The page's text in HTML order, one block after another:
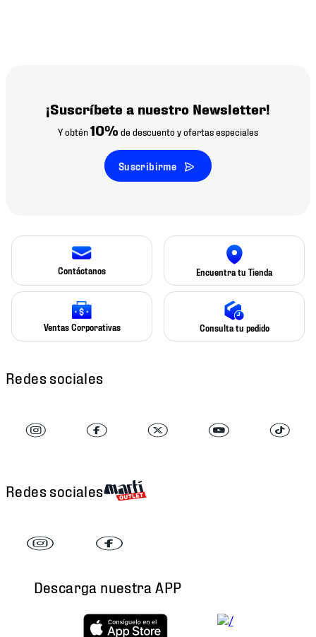
¡Suscríbete a nuestro Newsletter!
Y obtén10% de descuento y ofertas especiales
Suscribirme
Contáctanos Encuentra tu Tienda
Ventas Corporativas Consulta tu pedido
Redes sociales
Redes sociales
Descarga nuestra APP